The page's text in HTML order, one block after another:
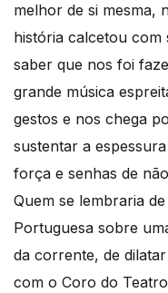
melhor de si mesma,
história calcetou com
saber que nos foi
grande música
gestos e nos chega
sustentar a
força e senhas de
Quem se lembraria
Portuguesa sobre
da corrente, de
com o Coro do